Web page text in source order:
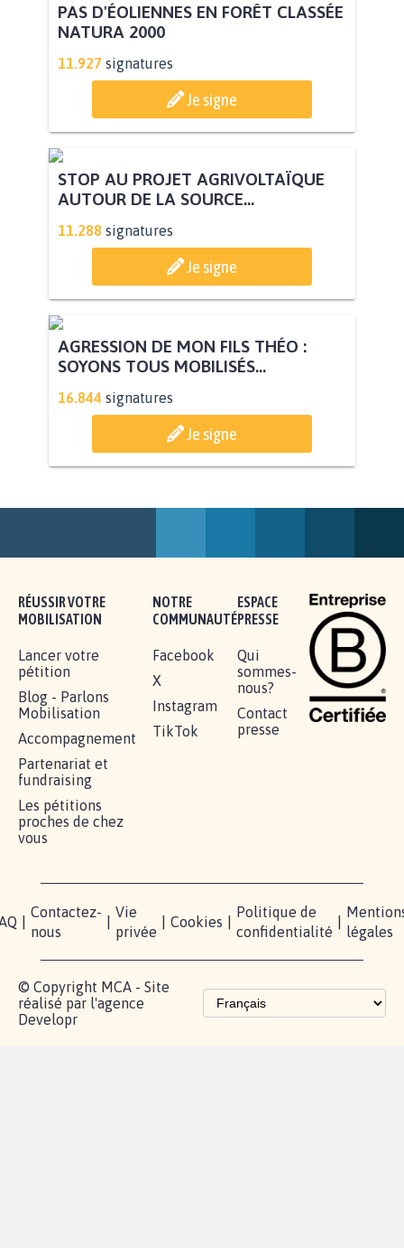
PAS D'ÉOLIENNES EN FORÊT CLASSÉE
NATURA 2000
11.927 signatures
Je signe
STOP AU PROJET AGRIVOLTAÏQUE
AUTOUR DE LA SOURCE...
11.288 signatures
Je signe
AGRESSION DE MON FILS THÉO :
SOYONS TOUS MOBILISÉS...
16.844 signatures
RÉUSSIR VOTRE
Lancer votre
pétition
Blog - Parlons
NOTRE
Facebook
ESPACE
Qui
sommes-